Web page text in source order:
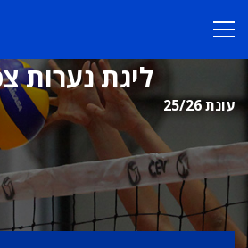
ליגת נערות
עונת 25/26